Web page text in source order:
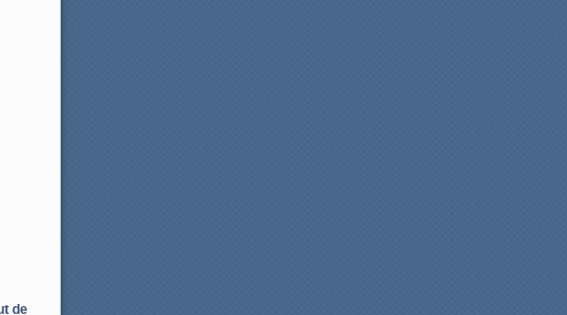
de